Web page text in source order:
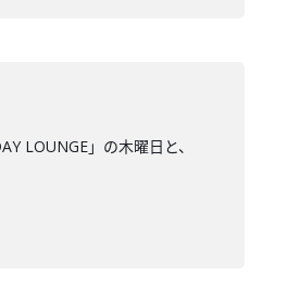
LOUNGE」の木曜日と、